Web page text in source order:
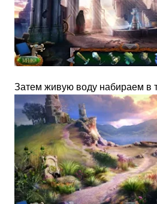
Затем живую воду набираем в